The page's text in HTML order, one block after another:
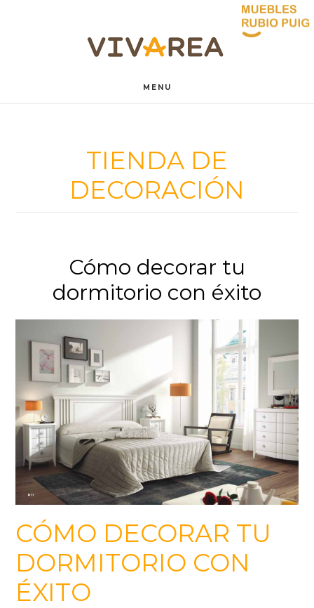
MENU
TIENDA DE
DECORACIÓN
Cómo decorar tu
dormitorio con éxito
CÓMO DECORAR TU
DORMITORIO CON
ÉXITO